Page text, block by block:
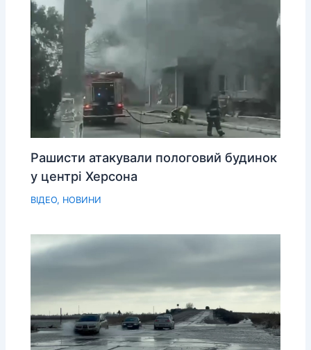
Рашисти атакували пологовий будинок
у центрі Херсона
ВІДЕО, НОВИНИ